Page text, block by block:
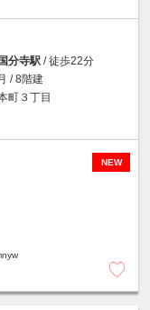
分寺駅 / 徒歩22分
/ 8階建
町３丁目
NEW